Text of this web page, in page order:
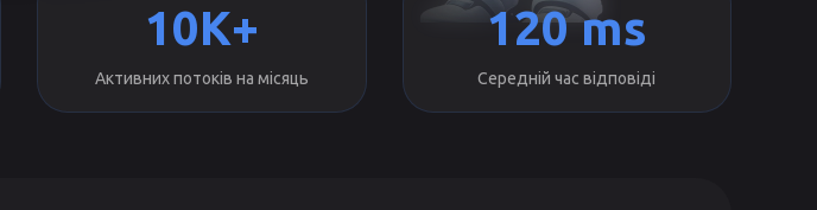
10K+
Активних потоків на місяць
120 ms
Середній час відповіді